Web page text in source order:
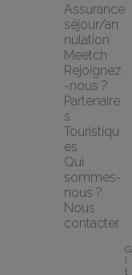
Assurance
séjour/an
nulation
Meetch
Rejoignez
-nous ?
Partenaire
s
Touristiqu
es
Qui
sommes-
nous ?
Nous
contacter
G
î
t